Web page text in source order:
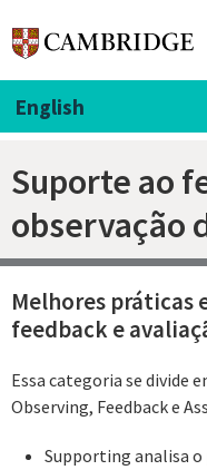
English
Suporte ao
observação
Melhores práticas
feedback e
Essa categoria se divide
Observing, Feedback e
Supporting analisa o